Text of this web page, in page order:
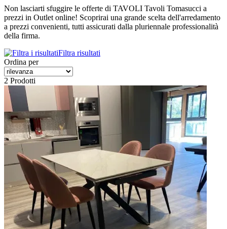
Non lasciarti sfuggire le offerte di TAVOLI Tavoli Tomasucci a
prezzi in Outlet online! Scoprirai una grande scelta dell'arredamento
a prezzi convenienti, tutti assicurati dalla pluriennale professionalità
della firma.
Filtra risultati
Ordina per
2 Prodotti